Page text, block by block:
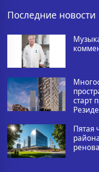
Последние новости
старт
Пятая